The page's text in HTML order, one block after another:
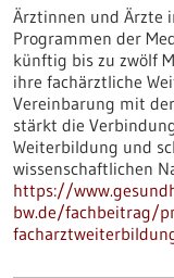
Ärztinnen und Ärzte
Programmen der
künftig bis zu zwölf
ihre fachärztliche
Vereinbarung mit
stärkt die
Weiterbildung und
wissenschaftlichen
https://
bw.de/fachbeitrag/